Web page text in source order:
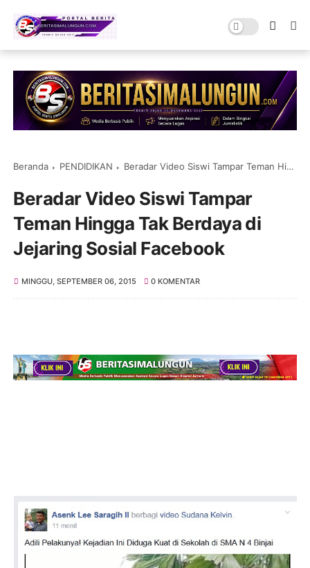
Beranda PENDIDIKAN Beradar Video Siswi Tampar Teman Hingga Tak Berdaya di Jejaring Sosial Facebook
Beradar Video Siswi Tampar
Teman Hingga Tak Berdaya di
Jejaring Sosial Facebook
MINGGU, SEPTEMBER 06, 2015 0 KOMENTAR